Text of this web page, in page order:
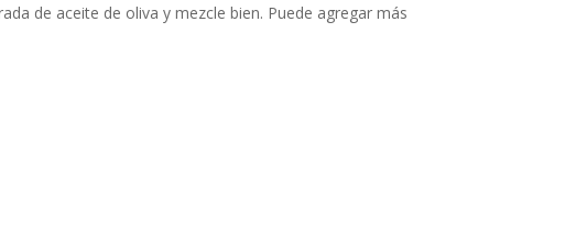
de aceite de oliva y mezcle bien. Puede agregar más